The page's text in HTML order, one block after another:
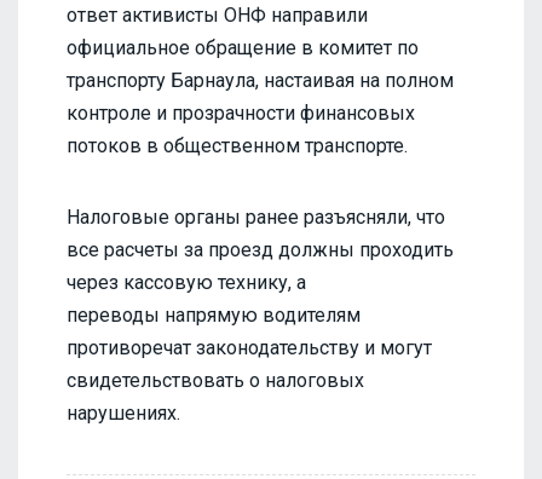
ответ активисты ОНФ направили
официальное обращение в комитет по
транспорту Барнаула, настаивая на полном
контроле и прозрачности финансовых
потоков в общественном транспорте.
Налоговые органы ранее разъясняли, что
все расчеты за проезд должны проходить
через кассовую технику, а
переводы напрямую водителям
противоречат законодательству и могут
свидетельствовать о налоговых
нарушениях.